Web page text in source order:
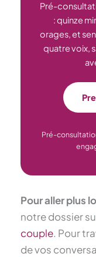
Pré-
: quinze
orages, et
quatre voix,
Pré-
Pour aller plus
notre dossier
couple. Pour
de vos